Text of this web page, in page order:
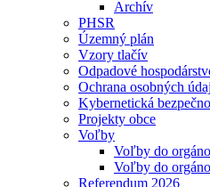
Archív
PHSR
Územný plán
Vzory tlačív
Odpadové
Ochrana osobných
Kybernetická
Projekty obce
Voľby
Voľby do
Voľby do
Referendum 2026